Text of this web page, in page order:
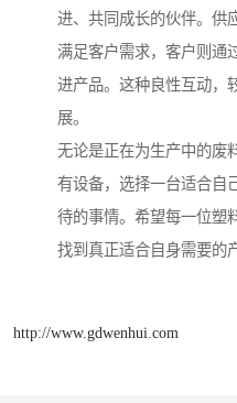
进、共同成长的伙伴。供
满足客户需求，客户则通
进产品。这种良性互动，
展。
无论是正在为生产中的废
有设备，选择一台适合自
待的事情。希望每一位塑
找到真正适合自身需要的
http://www.gdwenhui.com